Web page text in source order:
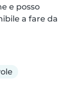
e posso
a fare da